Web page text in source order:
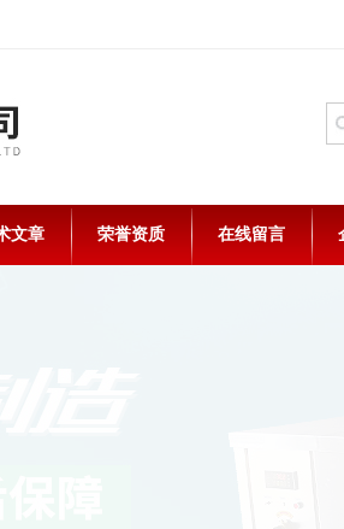
文章 荣誉资质 在线留言